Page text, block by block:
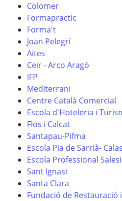
Colomer
Formapractic
Forma't
Joan Pelegrí
Aites
Ceir - Arco Aragó
IFP
Mediterrani
Centre Català Comercial
Escola d'Hoteleria i
Flos i Calcat
Santapau-Pifma
Escola Pia de Sarrià-
Escola Professional
Sant Ignasi
Santa Clara
Fundació de Restauració